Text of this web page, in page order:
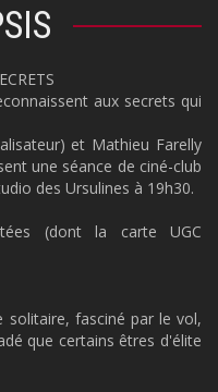
aux secrets qui
et Mathieu Farelly
une séance de ciné-club
des Ursulines à 19h30.
(dont la carte UGC
solitaire, fasciné par le vol,
que certains êtres d'élite